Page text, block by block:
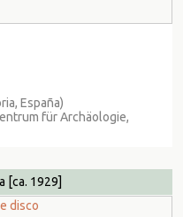
España)
für Archäologie,
[ca. 1929]